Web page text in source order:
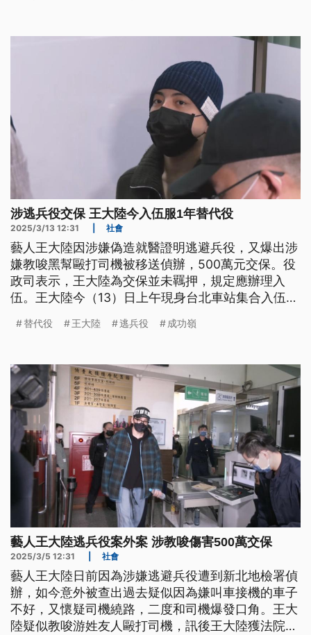
涉逃兵役交保 王大陸今入伍服1年替代役
2025/3/13 12:31 社會
藝人王大陸因涉嫌偽造就醫證明逃避兵役，又爆出涉
嫌教唆黑幫毆打司機被移送偵辦，500萬元交保。役
政司表示，王大陸為交保並未羈押，規定應辦理入
伍。王大陸今（13）日上午現身台北車站集合入伍，
中成功嶺。
替代役 王大陸 逃兵役 成功嶺
藝人王大陸逃兵役案外案 涉教唆傷害500萬交保
2025/3/5 12:31 社會
藝人王大陸日前因為涉嫌逃避兵役遭到新北地檢署偵
辦，如今意外被查出過去疑似因為嫌叫車接機的車子
不好，又懷疑司機繞路，二度和司機爆發口角。王大
陸疑似教唆游姓友人毆打司機，訊後王大陸獲法院裁